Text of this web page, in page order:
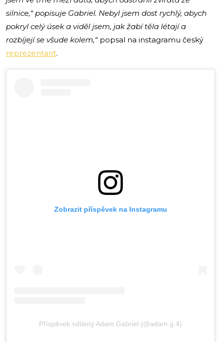
silnice,“ popisuje Gabriel. Nebyl jsem dost rychlý, abych
pokryl celý úsek a viděl jsem, jak žabí těla létají a
rozbíjejí se všude kolem,“popsal na instagramu český
reprezentant.
Zobrazit příspěvek na Instagramu
Příspěvek sdílený Adam Gabriel (@adam.g.4)